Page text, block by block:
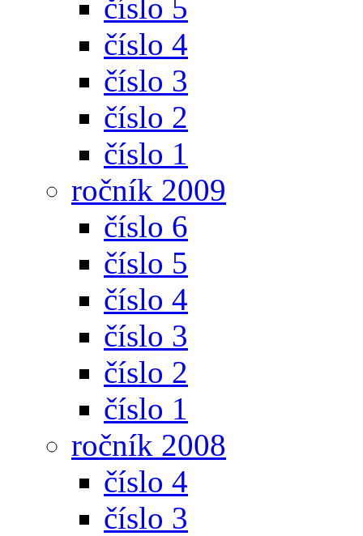
číslo 5
číslo 4
číslo 3
číslo 2
číslo 1
ročník 2009
číslo 6
číslo 5
číslo 4
číslo 3
číslo 2
číslo 1
ročník 2008
číslo 4
číslo 3